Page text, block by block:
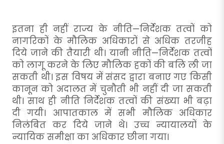
इतना ही नहीं राज्य के नीति—निर्देशक तत्वों को
नागरिकों के मौलिक अधिकारों से अधिक तरजीह
दिये जाने की तैयारी थी। यानी नीति—निर्देशक तत्वों
को लागू करने के लिए मौलिक हकों की बलि ली जा
सकती थी। इस विषय में संसद द्वारा बनाए गए किसी
कानून को अदालत में चुनौती भी नहीं दी जा सकती
थी। साथ ही नीति निर्देशक तत्वों की संख्या भी बढ़ा
दी गयी। आपातकाल में सभी मौलिक अधिकार
निलंबित कर दिये जाने थे। उच्च न्यायालयों के
न्यायिक समीक्षा का अधिकार छीना गया।